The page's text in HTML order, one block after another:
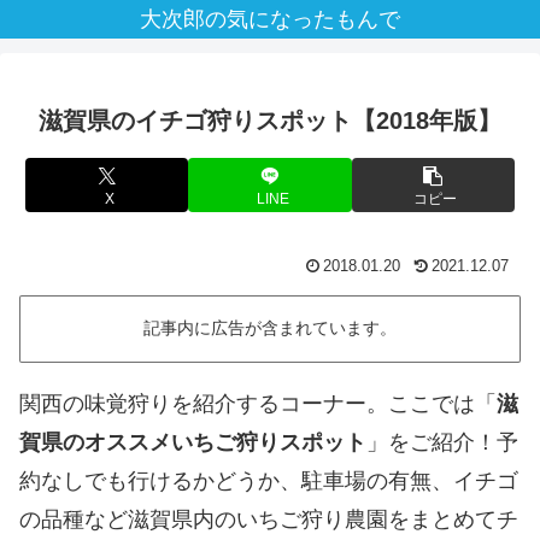
大次郎の気になったもんで
滋賀県のイチゴ狩りスポット【2018年版】
X LINE コピー
2018.01.20 2021.12.07
記事内に広告が含まれています。
関西の味覚狩りを紹介するコーナー。ここでは「 滋
賀県のオススメいちご狩りスポット 」をご紹介！予
約なしでも行けるかどうか、駐車場の有無、イチゴ
の品種など滋賀県内のいちご狩り農園をまとめてチ